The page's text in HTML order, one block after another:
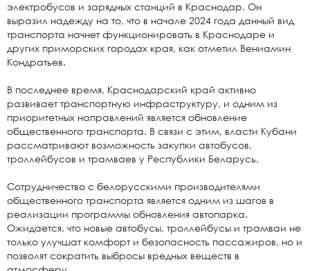
электробусов и зарядных станций в Краснодар. Он
выразил надежду на то, что в начале 2024 года данный вид
транспорта начнет функционировать в Краснодаре и
других приморских городах края, как отметил Вениамин
Кондратьев.
В последнее время, Краснодарский край активно
развивает транспортную инфраструктуру, и одним из
приоритетных направлений является обновление
общественного транспорта. В связи с этим, власти Кубани
рассматривают возможность закупки автобусов,
троллейбусов и трамваев у Республики Беларусь.
Сотрудничество с белорусскими производителями
общественного транспорта является одним из шагов в
реализации программы обновления автопарка.
Ожидается, что новые автобусы, троллейбусы и трамваи не
только улучшат комфорт и безопасность пассажиров, но и
позволят сократить выбросы вредных веществ в